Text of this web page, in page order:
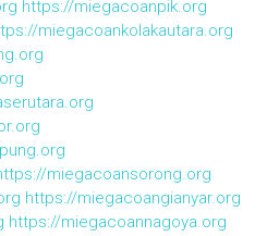
https://miegacoanpik.org
miegacoankolakautara.org
miegacoansorong.org
https://miegacoangianyar.org
https://miegacoannagoya.org